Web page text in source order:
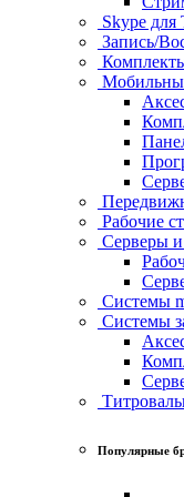
Skype для
Запись/
Рабочие
Серверы и
Системы
Системы
Популярные